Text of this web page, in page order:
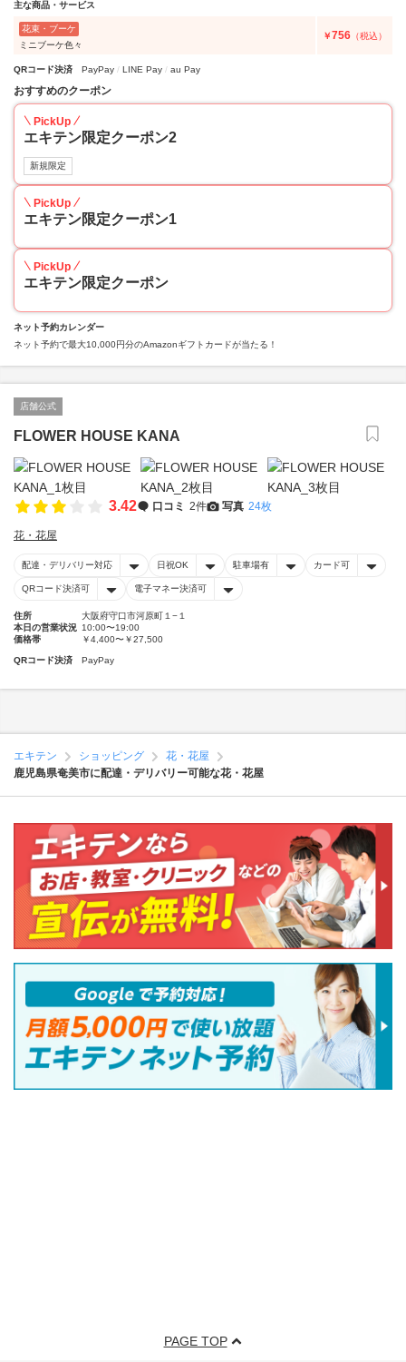
主な商品・サービス
花束・ブーケ
ミニブーケ色々
￥756 （税込）
QRコード決済 PayPay LINE Pay au Pay
おすすめのクーポン
PickUp
エキテン限定クーポン2
新規限定
PickUp
エキテン限定クーポン1
PickUp
エキテン限定クーポン
ネット予約カレンダー
ネット予約で最大10,000円分のAmazonギフトカードが当たる！
店舗公式
FLOWER HOUSE KANA
3.42 口コミ 2件 写真 24枚
花・花屋
配達・デリバリー対応 日祝OK 駐車場有 カード可
QRコード決済可 電子マネー決済可
住所
大阪府守口市河原町１−１
本日の営業状況 10:00〜19:00
価格帯
￥4,400〜￥27,500
QRコード決済 PayPay
エキテン ショッピング
花・花屋
鹿児島県奄美市に配達・デリバリー可能な花・花屋
PAGE TOP